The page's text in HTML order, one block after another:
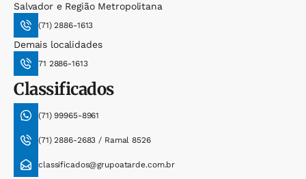
Salvador e Região Metropolitana
(71) 2886-1613
Demais localidades
71 2886-1613
Classificados
(71) 99965-8961
(71) 2886-2683 / Ramal 8526
classificados@grupoatarde.com.br